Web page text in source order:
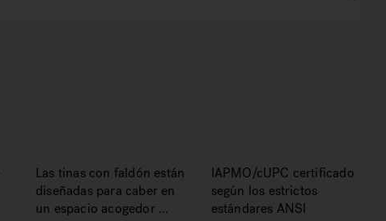
Las tinas con faldón están
diseñadas para caber en
un espacio acogedor ...
IAPMO/cUPC certificado
según los estrictos
estándares ANSI